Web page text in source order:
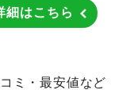
細はこちら
ミ・最安値など